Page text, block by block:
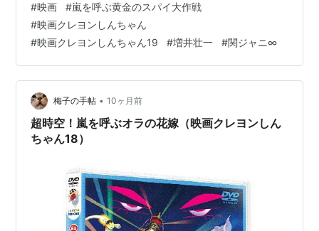
のモチベーション！！ やきいもにはお塩？それともバタ
ー？うーん、バターかな。 ヘーデルナン王国。 だっちゅ
ーの（笑）。 メガヘガデル２。 アクションパワーカプセ
ル。電車の網棚に忘れただとぅ？ ヘガデル研究所。 とな
りのトロロイモ。 おいものキーがかわいい！ 「ゴキブリ
やないか…
#映画 #嵐を呼ぶ黄金のスパイ大作戦
#映画クレヨンしんちゃん
#映画クレヨンしんちゃん19 #増井壮一 #関ジャニ∞
梅子の手帖 • 10ヶ月前
超時空！嵐を呼ぶオラの花嫁（映画クレヨンしん
ちゃん18）